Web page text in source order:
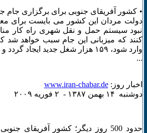
• کشور آفریقای جنوبی برای برگزاری جام
دولت مردان این کشور می بایست برای
نبود سیستم حمل و نقل شهری راه کار
...
اخبار روز:www.iran-chabar.de
دوشنبه ۱۴ بهمن ۱٣٨۷ - ۲ فوريه ۲۰۰۹